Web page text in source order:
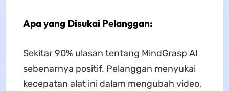
Apa yang Disukai Pelanggan:
Sekitar 90% ulasan tentang MindGrasp AI
sebenarnya positif. Pelanggan menyukai
kecepatan alat ini dalam mengubah video,